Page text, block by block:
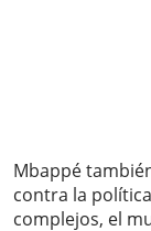
Mbappé
contra la
complejos, el